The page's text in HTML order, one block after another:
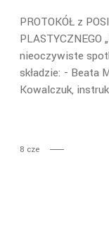
PROTOKÓŁ z
nieoczywiste
składzie: - Beata
Kowalczuk,
8 cze